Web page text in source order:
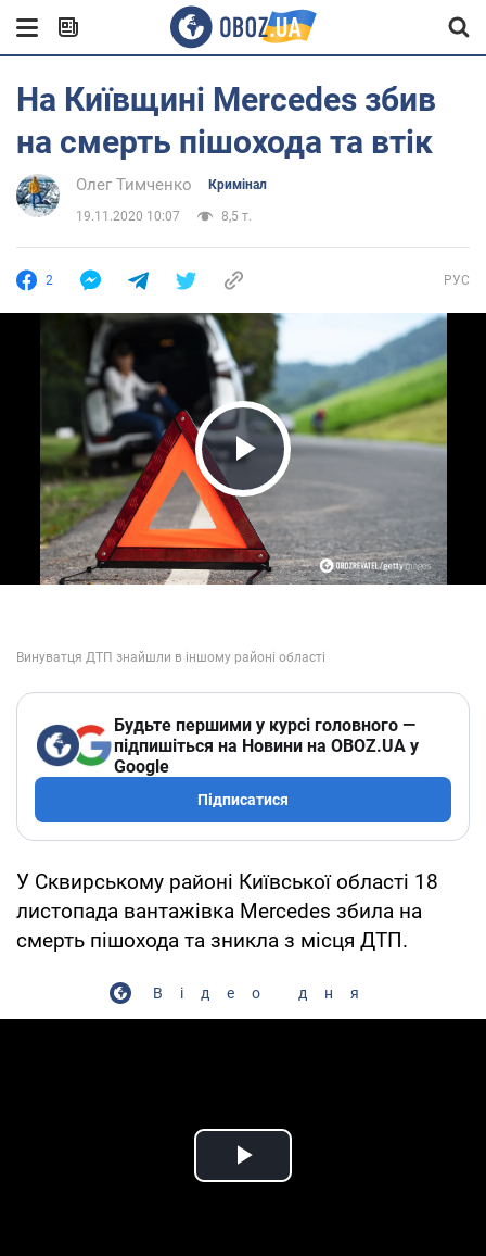
На Київщині Mercedes збив
на смерть пішохода та втік
Олег Тимченко Кримінал
19.11.2020 10:07 8,5 т.
2 РУС
Play Video
Будьте першими у курсі головного —
підпишіться на Новини на OBOZ.UA у
Google
Підписатися
У Сквирському районі Київської області 18
листопада вантажівка Mercedes збила на
смерть пішохода та зникла з місця ДТП.
Відео дня
Play Video